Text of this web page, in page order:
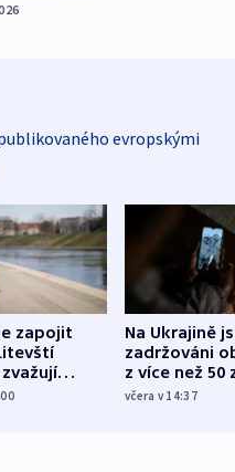
evropskými
zapojit
o
Na Ukrajině
zadržováni
z více než 50
Bojovali na
včera v 14:37